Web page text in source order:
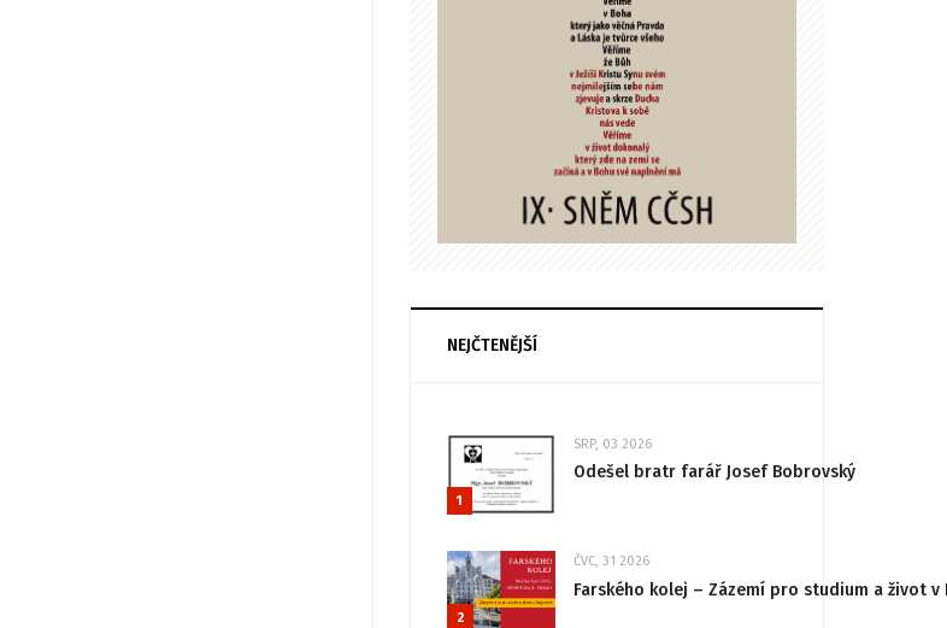
NEJČTENĚJŠÍ
1
SRP, 03 2026
Odešel bratr farář Josef Bobrovský
2
ČVC, 31 2026
Farského kolej – Zázemí pro studium a život v